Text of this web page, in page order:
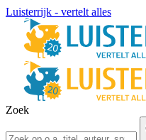
Luisterrijk - vertelt alles
Zoek